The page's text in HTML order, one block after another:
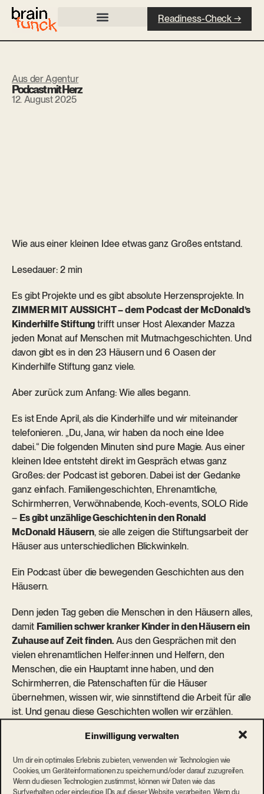
Einwilligung verwalten
Um dir ein optimales Erlebnis zu bieten, verwenden wir Technologien wie
Cookies, um Geräteinformationen zu speichern und/oder darauf zuzugreifen.
Wenn du diesen Technologien zustimmst, können wir Daten wie das
Surfverhalten oder eindeutige IDs auf dieser Website verarbeiten. Wenn du
Readiness-Check →
Aus der Agentur
Podcast mit Herz
12. August 2025
Wie aus einer kleinen Idee etwas ganz Großes entstand.
Lesedauer: 2 min
Es gibt Projekte und es gibt absolute Herzensprojekte. In
ZIMMER MIT AUSSICHT – dem Podcast der McDonald’s
Kinderhilfe Stiftung trifft unser Host Alexander Mazza
jeden Monat auf Menschen mit Mutmachgeschichten. Und
davon gibt es in den 23 Häusern und 6 Oasen der
Kinderhilfe Stiftung ganz viele.
Aber zurück zum Anfang: Wie alles begann.
Es ist Ende April, als die Kinderhilfe und wir miteinander
telefonieren. „Du, Jana, wir haben da noch eine Idee
dabei.“ Die folgenden Minuten sind pure Magie. Aus einer
kleinen Idee entsteht direkt im Gespräch etwas ganz
Großes: der Podcast ist geboren. Dabei ist der Gedanke
ganz einfach. Familiengeschichten, Ehrenamtliche,
Schirmherren, Verwöhnabende, Koch-events, SOLO Ride
– Es gibt unzählige Geschichten in den Ronald
McDonald Häusern, sie alle zeigen die Stiftungsarbeit der
Häuser aus unterschiedlichen Blickwinkeln.
Ein Podcast über die bewegenden Geschichten aus den
Häusern.
Denn jeden Tag geben die Menschen in den Häusern alles,
damit Familien schwer kranker Kinder in den Häusern ein
Zuhause auf Zeit finden. Aus den Gesprächen mit den
vielen ehrenamtlichen Helfer:innen und Helfern, den
Menschen, die ein Hauptamt inne haben, und den
Schirmherren, die Patenschaften für die Häuser
übernehmen, wissen wir, wie sinnstiftend die Arbeit für alle
ist. Und genau diese Geschichten wollen wir erzählen.
auf herzerwärmende Momente mit den Familien, auf
Menschen, die ihre Arbeit über alles lieben.
Von der Idee zum fertigen Podcast. Wie das gelingen